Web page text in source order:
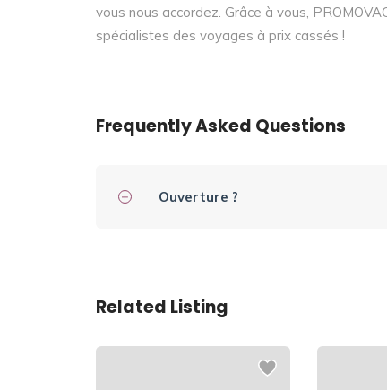
vous nous accordez. Grâce à vous,
spécialistes des voyages à prix cassés !
Frequently Asked Questions
Ouverture ?
Related Listing